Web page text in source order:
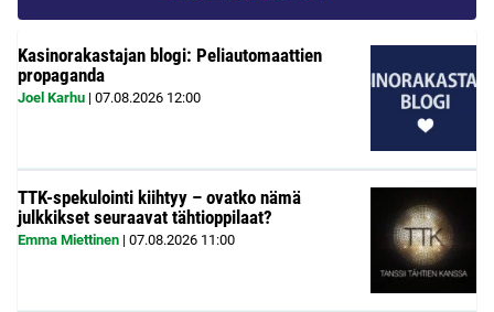
Kasinorakastajan blogi: Peliautomaattien
propaganda
Joel Karhu | 07.08.2026 12:00
TTK-spekulointi kiihtyy – ovatko nämä
julkkikset seuraavat tähtioppilaat?
Emma Miettinen | 07.08.2026 11:00